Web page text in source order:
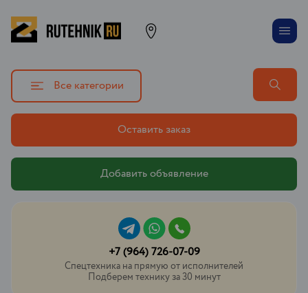
Все категории
Оставить заказ
Добавить объявление
+7 (964) 726-07-09
Спецтехника на прямую от исполнителей
Подберем технику за 30 минут